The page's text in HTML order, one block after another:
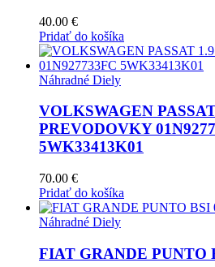
40.00 €
Pridať do košíka
Náhradné Diely
VOLKSWAGEN
PREVODOVKY
5WK33413K01
70.00 €
Pridať do košíka
Náhradné Diely
FIAT GRANDE PUNTO